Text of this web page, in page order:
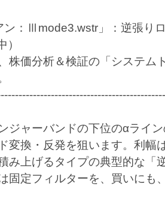
：Ⅲmode3.wstr」：逆張り
）
株価分析＆検証の「システム
ジャーバンドの下位のαライ
変換・反発を狙います。利幅
み上げるタイプの典型的な「
固定フィルターを、買いにも